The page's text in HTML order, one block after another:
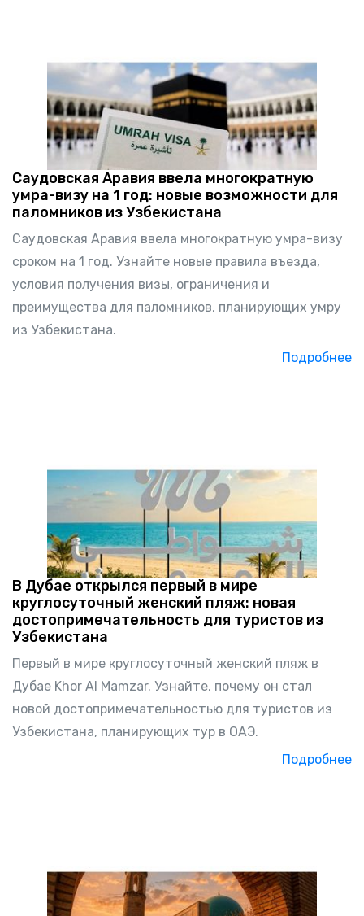
Саудовская Аравия ввела многократную
умра-визу на 1 год: новые возможности для
паломников из Узбекистана
Саудовская Аравия ввела многократную умра-визу
сроком на 1 год. Узнайте новые правила въезда,
условия получения визы, ограничения и
преимущества для паломников, планирующих умру
из Узбекистана.
Подробнее
В Дубае открылся первый в мире
круглосуточный женский пляж: новая
достопримечательность для туристов из
Узбекистана
Первый в мире круглосуточный женский пляж в
Дубае Khor Al Mamzar. Узнайте, почему он стал
новой достопримечательностью для туристов из
Узбекистана, планирующих тур в ОАЭ.
Подробнее